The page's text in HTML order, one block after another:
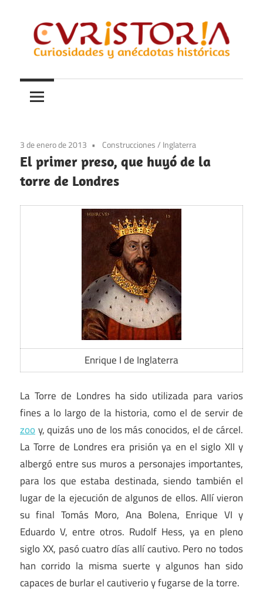
contenido
Curistoria
y
anécdotas
historia
3 de enero de 2013 Construcciones/ Inglaterra
El primer preso, que huyó de la
torre de Londres
Enrique I de Inglaterra
La Torre de Londres ha sido utilizada para varios
fines a lo largo de la historia, como el de servir de
zoo y, quizás uno de los más conocidos, el de cárcel.
La Torre de Londres era prisión ya en el siglo XII y
albergó entre sus muros a personajes importantes,
para los que estaba destinada, siendo también el
lugar de la ejecución de algunos de ellos. Allí vieron
su final Tomás Moro, Ana Bolena, Enrique VI y
Eduardo V, entre otros. Rudolf Hess, ya en pleno
siglo XX, pasó cuatro días allí cautivo. Pero no todos
han corrido la misma suerte y algunos han sido
capaces de burlar el cautiverio y fugarse de la torre.